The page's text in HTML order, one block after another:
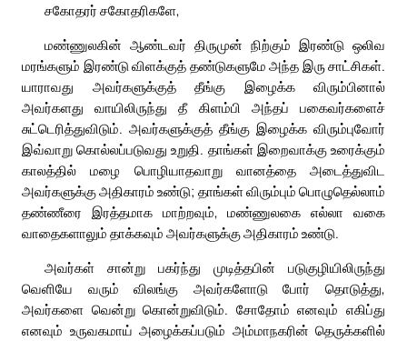
சகோதரர் சகோதரிகளே,
மண்ணுலகின் ஆண்டவர் திருமுன் நிற்கும் இரண்டு ஒலிவ
மரங்களும் இரண்டு விளக்குத் தண்டுகளுமே அந்த இரு சாட்சிகள்.
யாராவது அவர்களுக்குத் தீங்கு இழைக்க விரும்பினால்
அவர்களது வாயிலிருந்து தீ கிளம்பி அந்தப் பகைவர்களைச்
சுட்டெரித்துவிடும். அவர்களுக்குத் தீங்கு இழைக்க விரும்புவோர்
இவ்வாறு கொல்லப்படுவது உறுதி. தாங்கள் இறைவாக்கு உரைக்கும்
காலத்தில் மழை பொழியாதவாறு வானத்தை அடைத்துவிட
அவர்களுக்கு அதிகாரம் உண்டு; தாங்கள் விரும்பும் பொழுதெல்லாம்
தண்ணீரை இரத்தமாக மாற்றவும், மண்ணுலகை எல்லா வகை
வாதைகளாலும் தாக்கவும் அவர்களுக்கு அதிகாரம் உண்டு.
அவர்கள் சான்று பகர்ந்து முடித்தபின் படுகுழியிலிருந்து
வெளியே வரும் விலங்கு அவர்களோடு போர் தொடுத்து,
அவர்களை வென்று கொன்றுவிடும். சோதோம் எனவும் எகிப்து
எனவும் உருவகமாய் அழைக்கப்படும் அம்மாநகரின் தெருக்களில்